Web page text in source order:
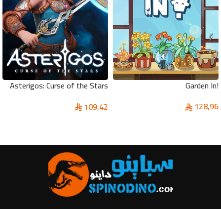
!Garden In
128,96
Asterigos: Curse of the Stars
109,42